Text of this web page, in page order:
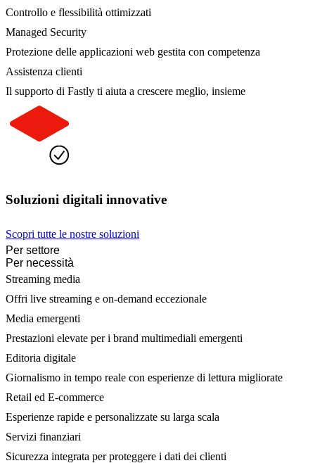
Controllo e flessibilità ottimizzati
Managed Security
Protezione delle applicazioni web gestita con competenza
Assistenza clienti
Il supporto di Fastly ti aiuta a crescere meglio, insieme
Soluzioni digitali innovative
Scopri tutte le nostre soluzioni
Per settore
Per necessità
Streaming media
Offri live streaming e on-demand eccezionale
Media emergenti
Prestazioni elevate per i brand multimediali emergenti
Editoria digitale
Giornalismo in tempo reale con esperienze di lettura migliorate
Retail ed E-commerce
Esperienze rapide e personalizzate su larga scala
Servizi finanziari
Sicurezza integrata per proteggere i dati dei clienti